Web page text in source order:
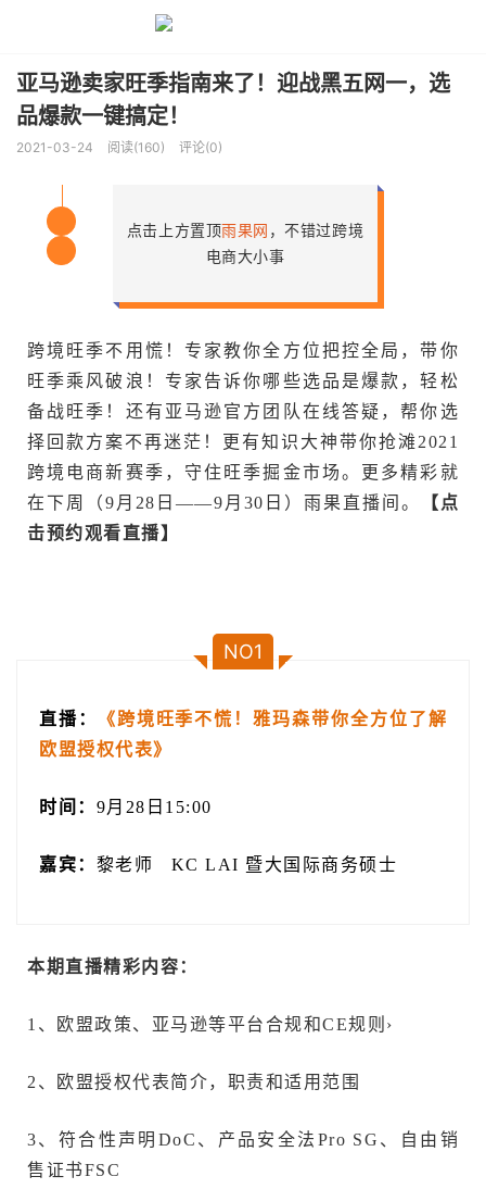
亚马逊卖家旺季指南来了！迎战黑五网一，选
品爆款一键搞定！
2021-03-24 阅读(160) 评论(0)
关
点击上方置顶雨果网 ，不错过跨境
电商大小事
跨境旺季不用慌！专家教你全方位把控全局，带你
旺季乘风破浪！专家告诉你哪些选品是爆款，轻松
备战旺季！还有亚马逊官方团队在线答疑，帮你选
择回款方案不再迷茫！更有知识大神带你抢滩2021
跨境电商新赛季，守住旺季掘金市场。更多精彩就
在下周（9月28日——9月30日）雨果直播间。
【点
击预约观看直播】
NO1
直播：
《跨境旺季不慌！雅玛森带你全方位了解
欧盟授权代表》
时间： 9月28日15:00
嘉宾： 黎老师 KC LAI 暨大国际商务硕士
本期直播精彩内容：
1、欧盟政策、亚马逊等平台合规和CE规则›
2、欧盟授权代表简介，职责和适用范围
3、符合性声明DoC、产品安全法Pro SG、自由销
售证书FSC